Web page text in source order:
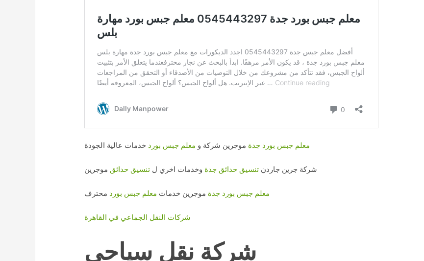
معلم جبس بورد جدة موجرين شركة و معلم جبس بورد خدمات عالية الجودة
شركة جرين جاردن تنسيق حدائق جدة وخدمات اخري ل تنسيق حدائق موجرين
معلم جبس بورد جدة موجرين خدمات معلم جبس بورد محترف
شركات النقل الجماعي في القاهرة
شركة نقل سياحى